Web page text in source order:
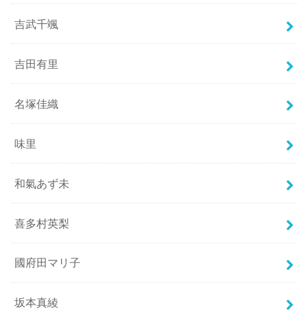
吉武千颯
吉田有里
名塚佳織
味里
和氣あず未
喜多村英梨
國府田マリ子
坂本真綾